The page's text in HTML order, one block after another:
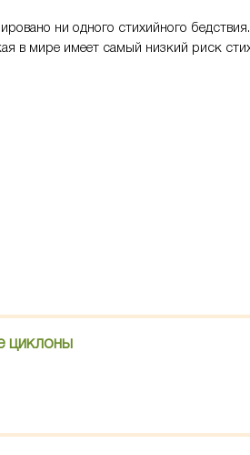
ни одного стихийного
в мире имеет самый низкий риск
циклоны